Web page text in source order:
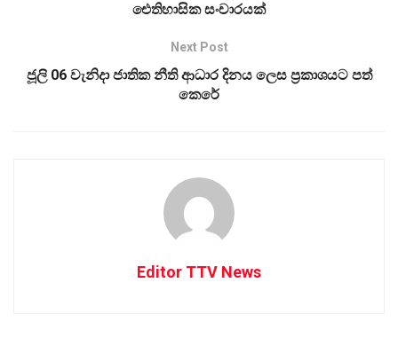
ඓතිහාසික සංචාරයක්
Next Post
ජූලි 06 වැනිදා ජාතික නීති ආධාර දිනය ලෙස ප්‍රකාශයට පත්
කෙරේ
Editor TTV News